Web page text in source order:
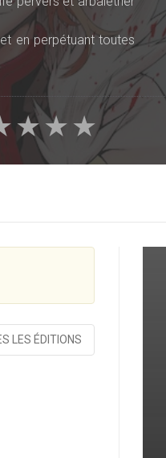
en perpétuant toutes
★
★
★
LES ÉDITIONS